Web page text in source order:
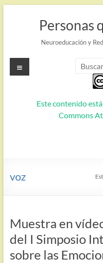
Personas
Neuroeducación y
Este contenido
Commons
Menú
voz
Muestra en
del I Simposio
sobre las